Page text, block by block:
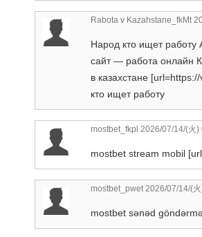
Rabota v Kazahstane_fkMt
Народ кто ищет работу
сайт — работа онлайн
в казахстане
кто ищет работу
mostbet_fkpl 2026/07/14/(火)
mostbet stream mobil
mostbet_pwet2026/07/14/(火
mostbet sənəd